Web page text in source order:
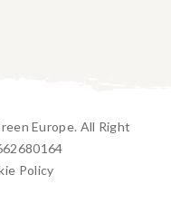
Europe. All Right
Policy